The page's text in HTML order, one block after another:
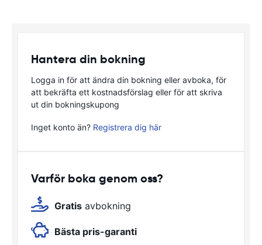
Hantera din bokning
Logga in för att ändra din bokning eller avboka, för
att bekräfta ett kostnadsförslag eller för att skriva
ut din bokningskupong
Inget konto än? Registrera dig här
Varför boka genom oss?
Gratis avbokning
Bästa pris-garanti